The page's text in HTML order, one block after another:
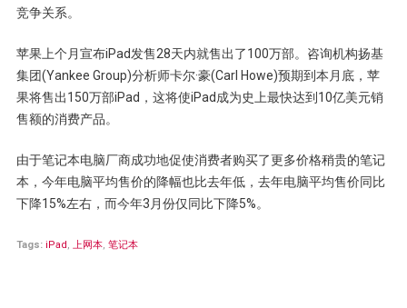
竞争关系。
苹果上个月宣布iPad发售28天内就售出了100万部。咨询机构扬基
集团(Yankee Group)分析师卡尔·豪(Carl Howe)预期到本月底，苹
果将售出150万部iPad，这将使iPad成为史上最快达到10亿美元销
售额的消费产品。
由于笔记本电脑厂商成功地促使消费者购买了更多价格稍贵的笔记
本，今年电脑平均售价的降幅也比去年低，去年电脑平均售价同比
下降15%左右，而今年3月份仅同比下降5%。
Tags: iPad, 上网本, 笔记本